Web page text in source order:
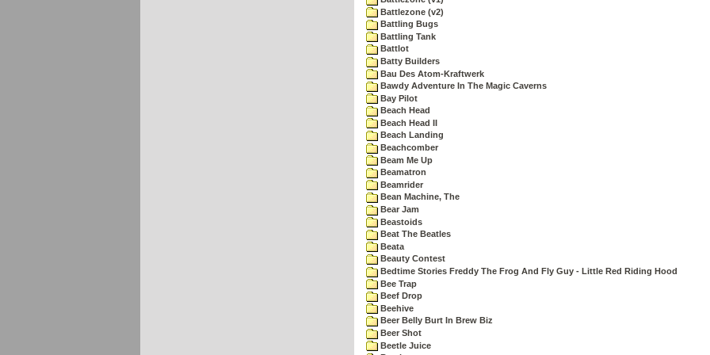
Battlezone (v2)
Battling Bugs
Battling Tank
Battlot
Batty Builders
Bau Des Atom-Kraftwerk
Bawdy Adventure In The Magic Caverns
Bay Pilot
Beach Head
Beach Head II
Beach Landing
Beachcomber
Beam Me Up
Beamatron
Beamrider
Bean Machine, The
Bear Jam
Beastoids
Beat The Beatles
Beata
Beauty Contest
Bedtime Stories Freddy The Frog And Fly Guy - Little Red Riding Hood
Bee Trap
Beef Drop
Beehive
Beer Belly Burt In Brew Biz
Beer Shot
Beetle Juice